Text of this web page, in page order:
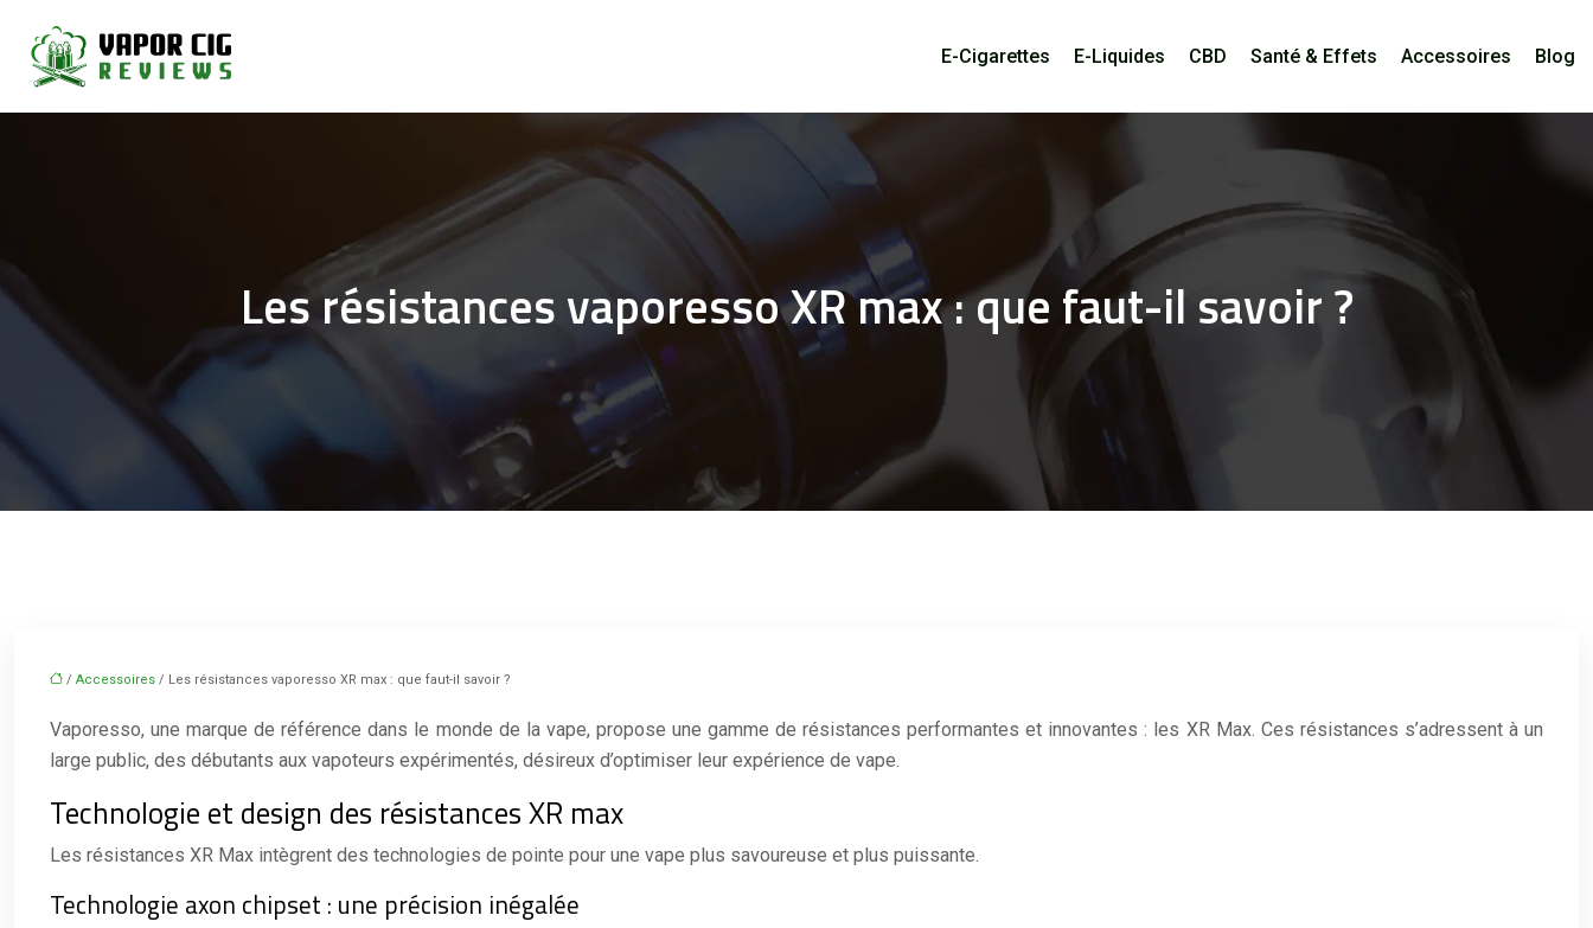
E-Cigarettes E-Liquides CBD Santé & Effets Accessoires Blog
Les résistances vaporesso XR max : que faut-il savoir ?
/ Accessoires / Les résistances vaporesso XR max : que faut-il savoir ?
Vaporesso, une marque de référence dans le monde de la vape, propose une gamme de résistances performantes et innovantes : les XR Max. Ces résistances s’adressent à un
large public, des débutants aux vapoteurs expérimentés, désireux d’optimiser leur expérience de vape.
Technologie et design des résistances XR max
Les résistances XR Max intègrent des technologies de pointe pour une vape plus savoureuse et plus puissante.
Technologie axon chipset : une précision inégalée